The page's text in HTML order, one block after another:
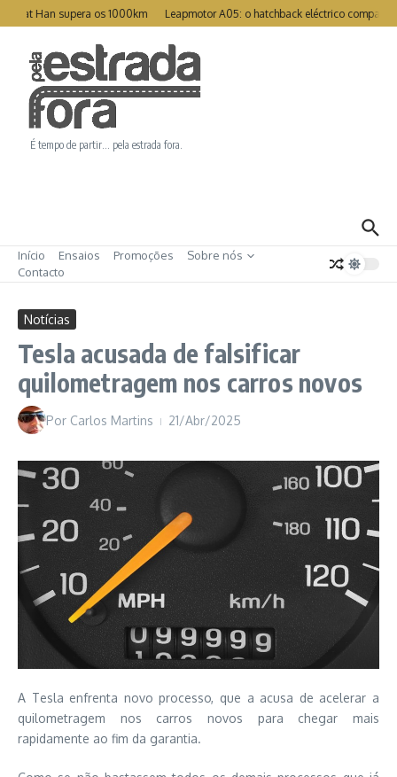
Ir para o conteúdo
Han supera os 1000km Leapmotor A05: o hatchback eléctrico compacto
É tempo de partir… pela estrada fora.
Início Ensaios Promoções
Sobre nós
Contacto
Notícias
Tesla acusada de falsificar
quilometragem nos carros novos
Por Carlos Martins 21/Abr/2025
A Tesla enfrenta novo processo, que a acusa de acelerar a
quilometragem nos carros novos para chegar mais
rapidamente ao fim da garantia.